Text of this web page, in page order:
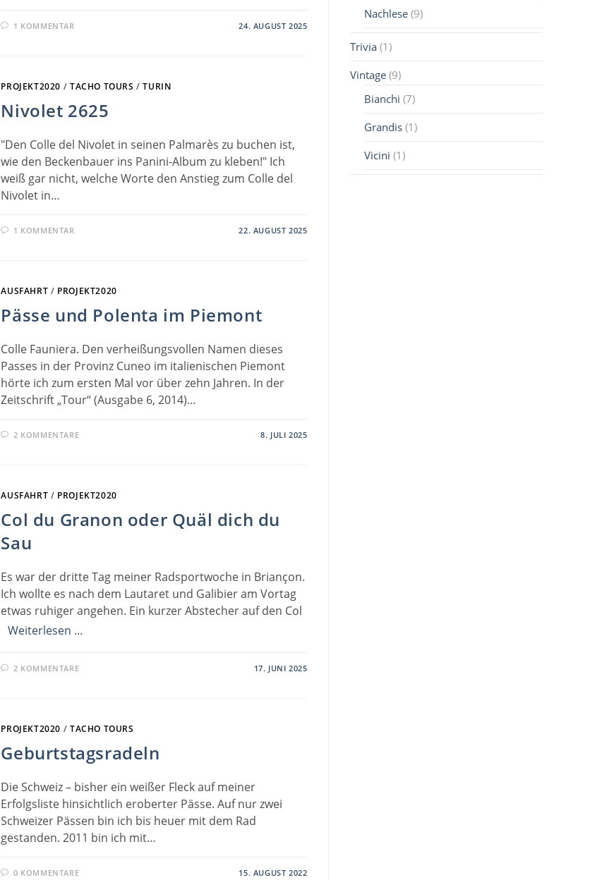
1 KOMMENTAR 24. AUGUST 2025
PROJEKT2020 / TACHO TOURS /TURIN
Nivolet 2625
"Den Colle del Nivolet in seinen Palmarès zu buchen ist,
wie den Beckenbauer ins Panini-Album zu kleben!" Ich
weiß gar nicht, welche Worte den Anstieg zum Colle del
Nivolet in…
1 KOMMENTAR 22. AUGUST 2025
AUSFAHRT / PROJEKT2020
Pässe und Polenta im Piemont
Colle Fauniera. Den verheißungsvollen Namen dieses
Passes in der Provinz Cuneo im italienischen Piemont
hörte ich zum ersten Mal vor über zehn Jahren. In der
Zeitschrift „Tour“ (Ausgabe 6, 2014)…
2 KOMMENTARE 8. JULI 2025
AUSFAHRT / PROJEKT2020
Col du Granon oder Quäl dich du
Sau
Es war der dritte Tag meiner Radsportwoche in Briançon.
Ich wollte es nach dem Lautaret und Galibier am Vortag
etwas ruhiger angehen. Ein kurzer Abstecher auf den Col
Weiterlesen …
2 KOMMENTARE 17. JUNI 2025
PROJEKT2020 / TACHO TOURS
Geburtstagsradeln
Die Schweiz – bisher ein weißer Fleck auf meiner
Erfolgsliste hinsichtlich eroberter Pässe. Auf nur zwei
Schweizer Pässen bin ich bis heuer mit dem Rad
gestanden. 2011 bin ich mit…
0 KOMMENTARE 15. AUGUST 2022
Nachlese (9)
Trivia (1)
Vintage (9)
Bianchi (7)
Grandis (1)
Vicini (1)